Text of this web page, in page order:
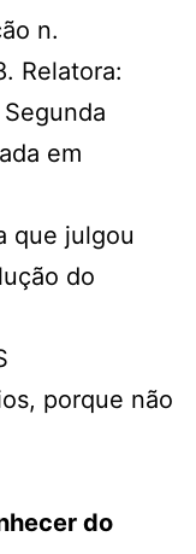
n.
Relatora:
em
que julgou
do
porque não
do